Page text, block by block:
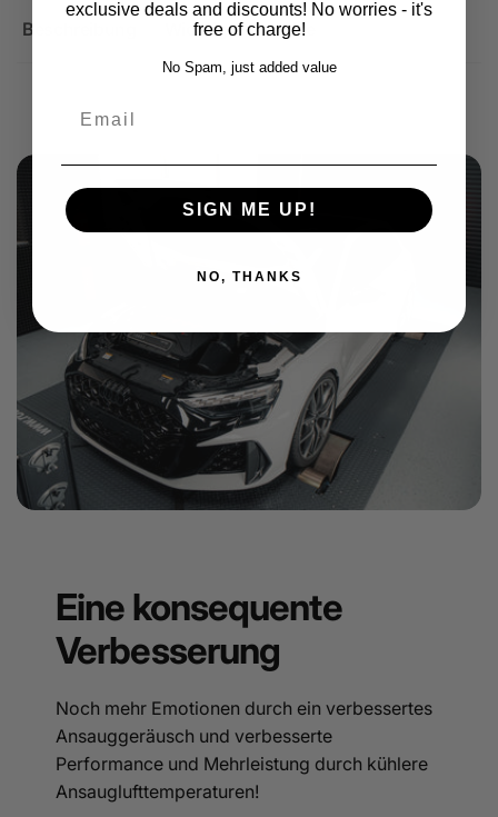
Beschreibung Wichtige Hinweise
Eine konsequente
Verbesserung
Noch mehr Emotionen durch ein verbessertes
Ansauggeräusch und verbesserte
Performance und Mehrleistung durch kühlere
Ansauglufttemperaturen!
exclusive deals and discounts! No worries - it's
free of charge!
No Spam, just added value
SIGN ME UP!
NO, THANKS